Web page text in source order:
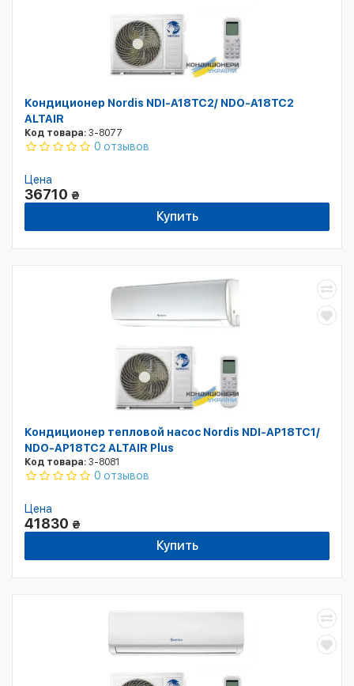
Кондиционер Nordis NDI-A18TC2/ NDO-A18TC2
ALTAIR
Код товара: 3-8077
0 отзывов
Цена
36710 ₴
Купить
Кондиционер тепловой насос Nordis NDI-AP18TC1/
NDO-AP18TC2 ALTAIR Plus
Код товара: 3-8081
0 отзывов
Цена
41830 ₴
Купить